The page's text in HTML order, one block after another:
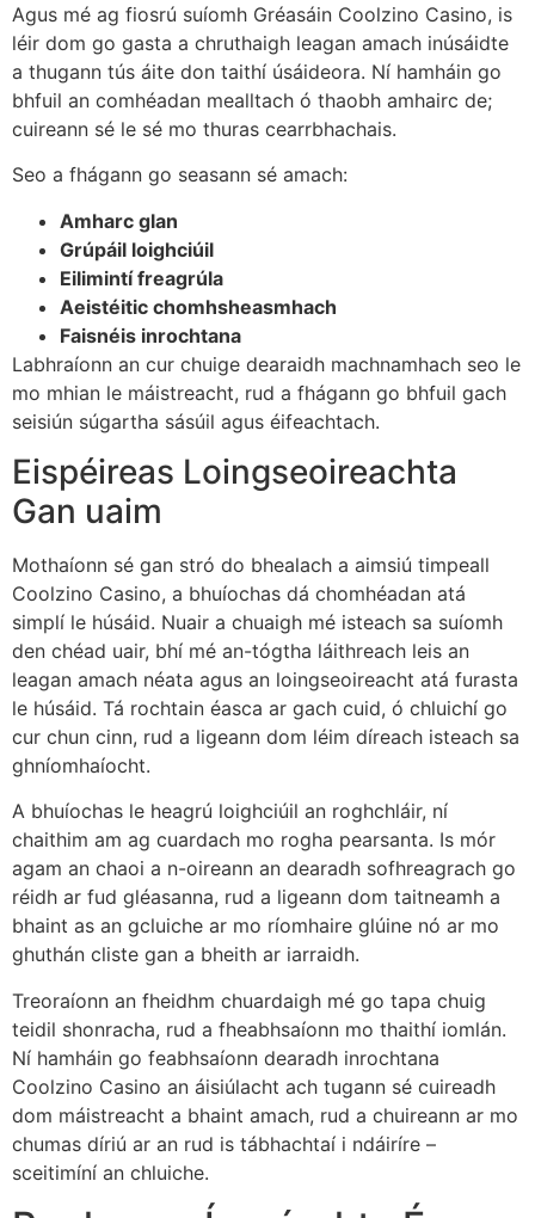
Agus mé ag fiosrú suíomh Gréasáin Coolzino Casino, is
léir dom go gasta a chruthaigh leagan amach inúsáidte
a thugann tús áite don taithí úsáideora. Ní hamháin go
bhfuil an comhéadan mealltach ó thaobh amhairc de;
cuireann sé le sé mo thuras cearrbhachais.
Seo a fhágann go seasann sé amach:
Amharc glan
Grúpáil loighciúil
Eilimintí freagrúla
Aeistéitic chomhsheasmhach
Faisnéis inrochtana
Labhraíonn an cur chuige dearaidh machnamhach seo le
mo mhian le máistreacht, rud a fhágann go bhfuil gach
seisiún súgartha sásúil agus éifeachtach.
Eispéireas Loingseoireachta
Gan uaim
Mothaíonn sé gan stró do bhealach a aimsiú timpeall
Coolzino Casino, a bhuíochas dá chomhéadan atá
simplí le húsáid. Nuair a chuaigh mé isteach sa suíomh
den chéad uair, bhí mé an-tógtha láithreach leis an
leagan amach néata agus an loingseoireacht atá furasta
le húsáid. Tá rochtain éasca ar gach cuid, ó chluichí go
cur chun cinn, rud a ligeann dom léim díreach isteach sa
ghníomhaíocht.
A bhuíochas le heagrú loighciúil an roghchláir, ní
chaithim am ag cuardach mo rogha pearsanta. Is mór
agam an chaoi a n-oireann an dearadh sofhreagrach go
réidh ar fud gléasanna, rud a ligeann dom taitneamh a
bhaint as an gcluiche ar mo ríomhaire glúine nó ar mo
ghuthán cliste gan a bheith ar iarraidh.
Treoraíonn an fheidhm chuardaigh mé go tapa chuig
teidil shonracha, rud a fheabhsaíonn mo thaithí iomlán.
Ní hamháin go feabhsaíonn dearadh inrochtana
Coolzino Casino an áisiúlacht ach tugann sé cuireadh
dom máistreacht a bhaint amach, rud a chuireann ar mo
chumas díriú ar an rud is tábhachtaí i ndáiríre –
sceitimíní an chluiche.